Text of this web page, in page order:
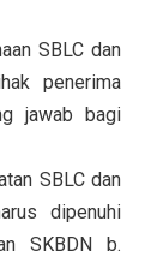
SBLC dan
penerima
jawab bagi
SBLC dan
dipenuhi
SKBDN b.